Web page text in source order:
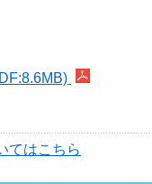
てはこちら